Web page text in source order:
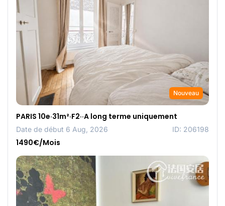
Nouveau
PARIS 10e·31m²·F2··A long terme uniquement
Date de début 6 Aug, 2026 ID: 206198
1490€/Mois